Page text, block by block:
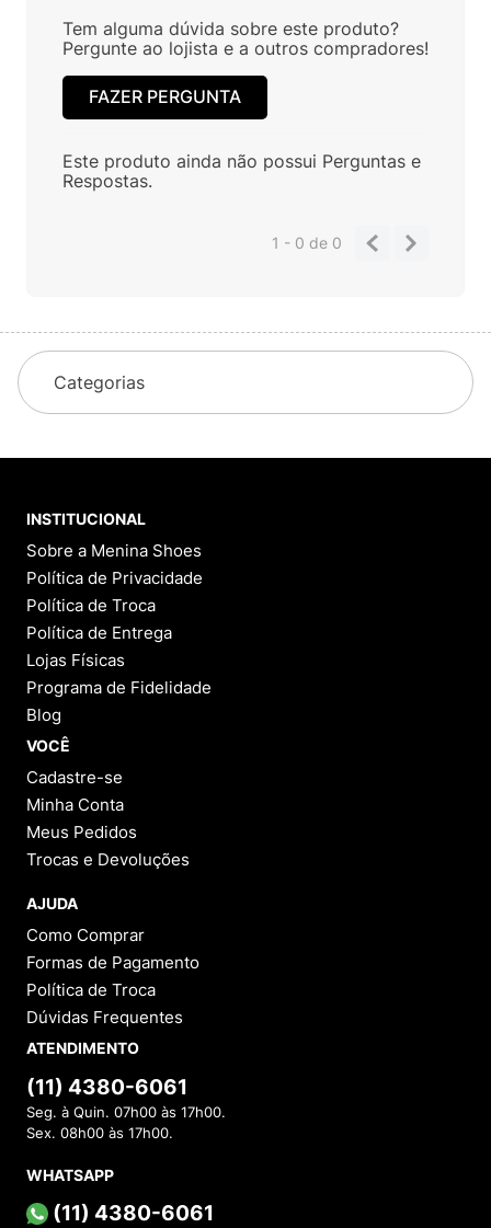
Tem alguma dúvida sobre este produto?
Pergunte ao lojista e a outros compradores!
FAZER PERGUNTA
Este produto ainda não possui Perguntas e
Respostas.
1 - 0de 0
Categorias
INSTITUCIONAL
Sobre a Menina Shoes
Política de Privacidade
Política de Troca
Política de Entrega
Lojas Físicas
Programa de Fidelidade
Blog
VOCÊ
Cadastre-se
Minha Conta
Meus Pedidos
Trocas e Devoluções
AJUDA
Como Comprar
Formas de Pagamento
Política de Troca
Dúvidas Frequentes
ATENDIMENTO
(11) 4380-6061
Seg. à Quin. 07h00 às 17h00.
Sex. 08h00 às 17h00.
WHATSAPP
(11) 4380-6061